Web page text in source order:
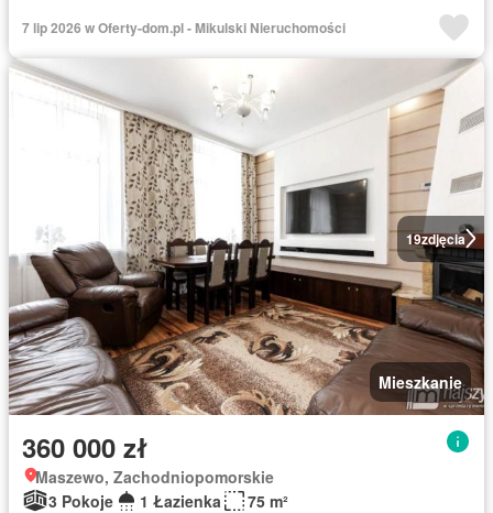
7 lip 2026 w Oferty-dom.pl - Mikulski Nieruchomości
19zdjęcia
Mieszkanie
360 000 zł
Maszewo, Zachodniopomorskie
3 Pokoje
1 Łazienka
75 m²